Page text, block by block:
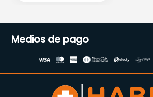
Medios de pago